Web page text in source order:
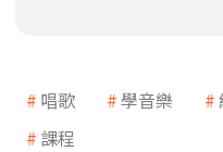
唱歌 學音樂
課程